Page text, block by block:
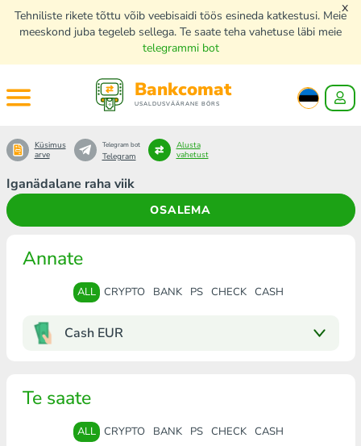
Tehniliste rikete tõttu võib veebisaidi töös esineda katkestusi. Meie
meeskond juba tegeleb sellega. Te saate teha vahetuse läbi meie
telegrammi bot
x
Bankcomat
USALDUSVÄÄRANE BÖRS
Iganädalane raha viik
OSALEMA
Küsimus
arve
Telegram bot
Telegram
Alusta
vahetust
Annate
ALL CRYPTO BANK PS CHECK CASH
Cash EUR
Te saate
ALL CRYPTO BANK PS CHECK CASH